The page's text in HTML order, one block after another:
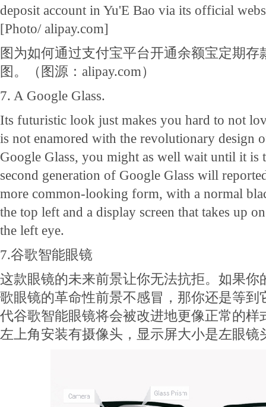
deposit account in Yu'E Bao via its official
[Photo/ alipay.com]
图为如何通过支付宝平台开通余额宝定期存
图。（图源：alipay.com）
7. A Google Glass.
Its futuristic look just makes you hard to not
is not enamored with the revolutionary design
Google Glass, you might as well wait until it is
second generation of Google Glass will
more common-looking form, with a normal
the top left and a display screen that takes up
the left eye.
7.谷歌智能眼镜
这款眼镜的未来前景让你无法抗拒。如果你
歌眼镜的革命性前景不感冒，那你还是等到
代谷歌智能眼镜将会被改进地更像正常的样
左上角安装有摄像头，显示屏大小是左眼镜